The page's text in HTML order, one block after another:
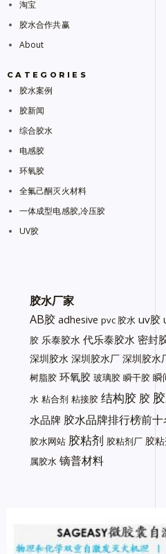
淘宝
胶水合作共赢
About
CATEGORIES
胶水案例
胶新闻
综合胶水
电感胶
环氧胶
全氟己酮灭火材料
一体成型电感胶,冷压胶
UV胶
胶水厂家
AB胶 adhesive pvc 胶水 uv胶
胶 乐泰胶水 代乐泰胶水 密封
深圳胶水 深圳胶水厂 深圳胶水
树脂胶 环氧胶 玻璃胶 瞬干胶 瞬
水 粘合剂 粘接胶 结构胶 胶
水品牌 胶水品牌排行榜前十
胶水网站 胶粘剂 胶粘剂厂 胶
属胶水 镝普材料